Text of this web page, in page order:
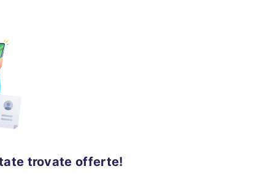
trovate offerte!